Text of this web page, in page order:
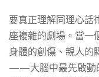
要真正理解同理心話
座複雜的劇場。當
身體的創傷、親人的
——大腦中最先啟動